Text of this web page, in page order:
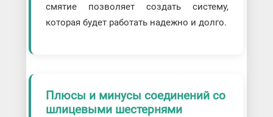
смятие позволяет создать систему,
которая будет работать надежно и долго.
Плюсы и минусы соединений со
шлицевыми шестернями